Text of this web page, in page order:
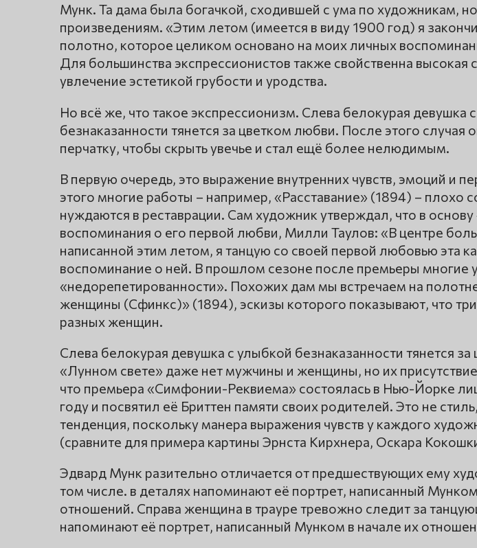
Мунк. Та дама была богачкой, сходившей с ума по художникам,
произведениям. «Этим летом (имеется в виду 1900 год) я
полотно, которое целиком основано на моих личных
Для большинства экспрессионистов также свойственна высокая
увлечение эстетикой грубости и уродства.
Но всё же, что такое экспрессионизм. Слева белокурая девушка
безнаказанности тянется за цветком любви. После этого случая
перчатку, чтобы скрыть увечье и стал ещё более нелюдимым.
В первую очередь, это выражение внутренних чувств, эмоций и
этого многие работы – например, «Расставание» (1894) – плохо
нуждаются в реставрации. Сам художник утверждал, что в
воспоминания о его первой любви, Милли Таулов: «В центре
написанной этим летом, я танцую со своей первой любовью эта
воспоминание о ней. В прошлом сезоне после премьеры многие
«недорепетированности». Похожих дам мы встречаем на
женщины (Сфинкс)» (1894), эскизы которого показывают, что
разных женщин.
Слева белокурая девушка с улыбкой безнаказанности тянется
«Лунном свете» даже нет мужчины и женщины, но их
что премьера «Симфонии-Реквиема» состоялась в Нью-Йорке
году и посвятил её Бриттен памяти своих родителей. Это не
тенденция, поскольку манера выражения чувств у каждого
(сравните для примера картины Эрнста Кирхнера, Оскара
Эдвард Мунк разительно отличается от предшествующих ему
том числе. в деталях напоминают её портрет, написанный
отношений. Справа женщина в трауре тревожно следит за
напоминают её портрет, написанный Мунком в начале их